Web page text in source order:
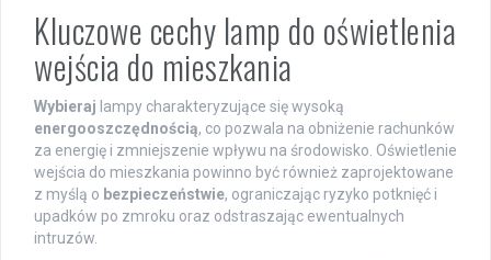
Kluczowe cechy lamp do oświetlenia
wejścia do mieszkania
Wybieraj lampy charakteryzujące się wysoką
energooszczędnością, co pozwala na obniżenie rachunków
za energię i zmniejszenie wpływu na środowisko. Oświetlenie
wejścia do mieszkania powinno być również zaprojektowane
z myślą o bezpieczeństwie, ograniczając ryzyko potknięć i
upadków po zmroku oraz odstraszając ewentualnych
intruzów.